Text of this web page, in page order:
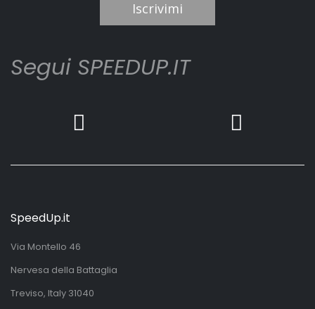
Iscrivimi
Segui SPEEDUP.IT
SpeedUp.it
Via Montello 46
Nervesa della Battaglia
Treviso, Italy 31040